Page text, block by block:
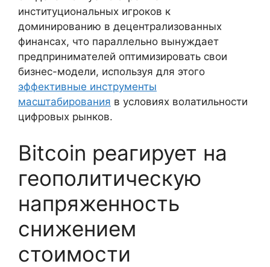
институциональных игроков к
доминированию в децентрализованных
финансах, что параллельно вынуждает
предпринимателей оптимизировать свои
бизнес-модели, используя для этого
эффективные инструменты
масштабирования в условиях волатильности
цифровых рынков.
Bitcoin реагирует на
геополитическую
напряженность
снижением
стоимости